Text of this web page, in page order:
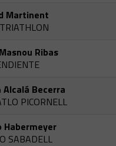
Martinent
Ribas
Alcalá Becerra
PICORNELL
Habermeyer
SABADELL